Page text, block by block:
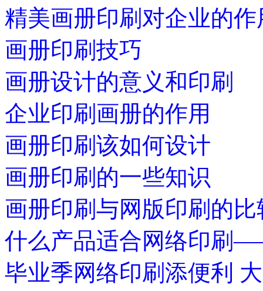
精美画册印刷对企业的作
画册印刷技巧
画册设计的意义和印刷
企业印刷画册的作用
画册印刷该如何设计
画册印刷的一些知识
画册印刷与网版印刷的比
什么产品适合网络印刷
毕业季网络印刷添便利